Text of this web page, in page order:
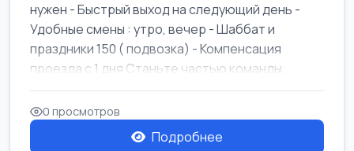
нужен - Быстрый выход на следующий день -
Удобные смены : утро, вечер - Шаббат и
праздники 150 ( подвозка) - Компенсация
проезда с 1 дня Станьте частью команды ...
0 просмотров
Подробнее